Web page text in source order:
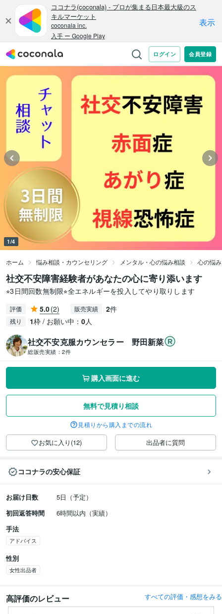
1/4
ホーム 悩み相談・カウンセリング メンタル・心の悩み相談 心の悩
社交不安障害経験者があなたの心に寄り添います
⭐︎3日間回数無制限⭐︎全エネルギーを投入してやり取りします
評価 5.0(2) 販売実績 2件
残り 1枠 / お願い中： 0人
社交不安克服カウンセラー 野田新菜
総販売実績： 2件
購入画面に進む
無料で見積り相談
見積りから購入までの流れ
お気に入り(12) 出品者に質問
ココナラの安心保証
お届け日数
5日（予定）
初回返答時間
6時間以内（実績）
手法
アドバイス
性別
女性出品者
高評価のレビュー すべての評価・感想をみる